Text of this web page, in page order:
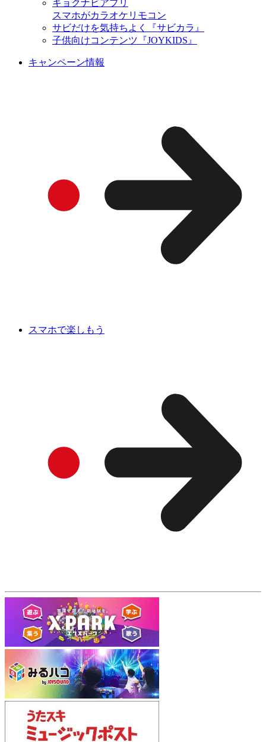
キョクナビアプリ
スマホがカラオケリモコン
サビだけを気持ちよく『サビカラ』
子供向けコンテンツ『JOYKIDS』
キャンペーン情報
スマホで楽しもう